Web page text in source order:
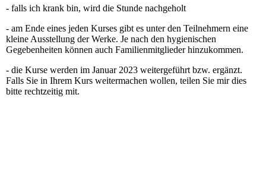
- falls ich krank bin, wird die Stunde nachgeholt
- am Ende eines jeden Kurses gibt es unter den Teilnehmern eine
kleine Ausstellung der Werke. Je nach den hygienischen
Gegebenheiten können auch Familienmitglieder hinzukommen.
- die Kurse werden im Januar 2023 weitergeführt bzw. ergänzt.
Falls Sie in Ihrem Kurs weitermachen wollen, teilen Sie mir dies
bitte rechtzeitig mit.